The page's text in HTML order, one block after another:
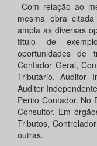
Com relação ao
mesma obra
ampla as diversas
título de
oportunidades de
Contador Geral,
Tributário, Auditor
Auditor
Perito Contador. No
Consultor. Em
Tributos,
outras.